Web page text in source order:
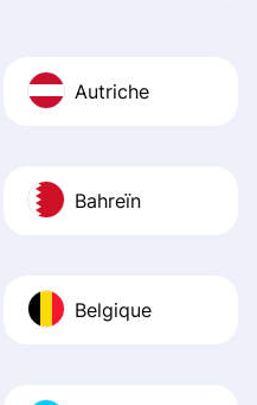
Autriche
Bahreïn
Belgique